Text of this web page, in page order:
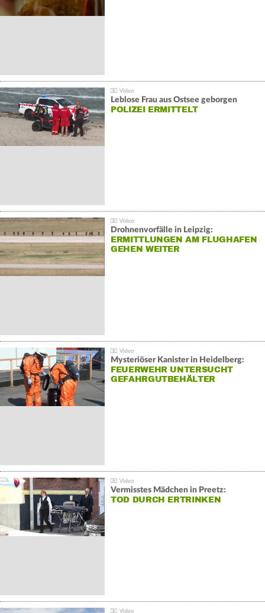
Leblose Frau aus Ostsee geborgen
POLIZEI ERMITTELT
Drohnenvorfälle in Leipzig:
ERMITTLUNGEN AM FLUGHAFEN
GEHEN WEITER
Mysteriöser Kanister in Heidelberg:
FEUERWEHR UNTERSUCHT
GEFAHRGUTBEHÄLTER
Vermisstes Mädchen in Preetz:
TOD DURCH ERTRINKEN